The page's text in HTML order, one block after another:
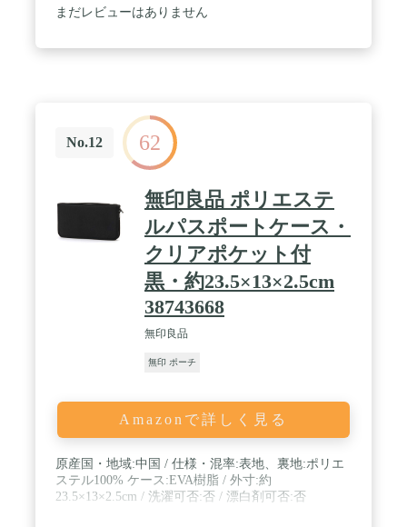
側に配置し、効果的にスキミング被害をブロックす
品をまとめて管理！】 パスポートのみならず、紙
幣、硬貨、クレジットカード、デビットカード、キ
ャッシュカード、ＩＣカード、航空券、各種チケッ
ト、スマホ、メモ帳、薬などスキミング防止セキュ
リティーポーチ、トラベルウォレットとしての収納
にも対応します☆ / 【男女兼用☆ビジネスやレジャ
ーにも最適】背の低いお子様にも対応しており、簡
単にスムーズにストラップの長さを調整できま
す。 男女兼用、ビジネスやレジャーに幅広くご利
用いただけます！！
まだレビューはありません
No.12 62
無印良品 ポリエステ
ルパスポートケース・
クリアポケット付
黒・約23.5×13×2.5cm
38743668
無印良品
無印 ポーチ
Amazonで詳しく見る
原産国・地域:中国 / 仕様・混率:表地、裏地:ポリエ
ステル100% ケース:EVA樹脂 / 外寸:約
23.5×13×2.5cm / 洗濯可否:否 / 漂白剤可否:否